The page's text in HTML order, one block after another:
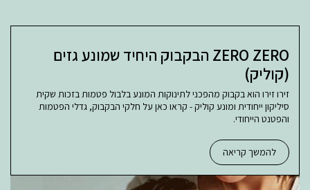
ZERO ZERO הבקבוק היחיד שמונע גזים
(קוליק)
זירו זירו הוא בקבוק מהפכני לתינוקות המונע בלבול פטמות בזכות שקית
סיליקון ייחודית ומונע קוליק - קראו כאן על חלקי הבקבוק, גדלי הפטמות
והפטנט הייחודי.
להמשך קריאה